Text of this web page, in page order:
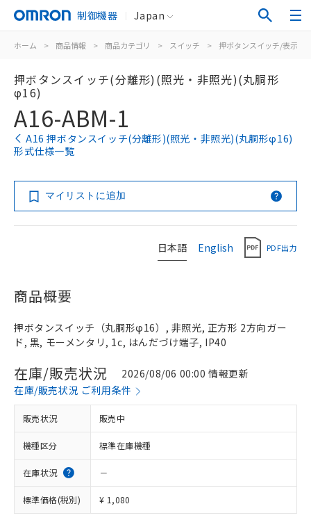
制御機器 Japan
ホーム > 商品情報 > 商品カテゴリ > スイッチ > 押ボタンスイッチ/表示灯
押ボタンスイッチ(分離形)(照光・非照光)(丸胴形
φ16)
A16-ABM-1
A16 押ボタンスイッチ(分離形)(照光・非照光)(丸胴形φ16)
形式仕様一覧
マイリストに追加
日本語 English PDF出力
商品概要
押ボタンスイッチ（丸胴形φ16）, 非照光, 正方形 2方向ガー
ド, 黒, モーメンタリ, 1c, はんだづけ端子, IP40
在庫/販売状況
2026/08/06 00:00 情報更新
在庫/販売状況 ご利用条件
販売状況 販売中
機種区分 標準在庫機種
在庫状況 －
標準価格(税別) ¥ 1,080